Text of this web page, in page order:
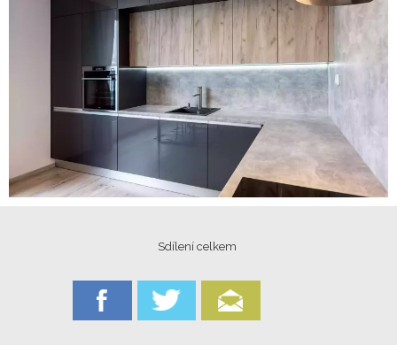
Sdílení celkem